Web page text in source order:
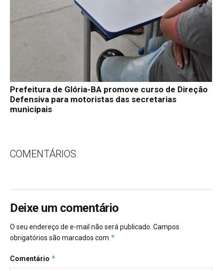
Prefeitura de Glória-BA promove curso de Direção
Defensiva para motoristas das secretarias
municipais
COMENTÁRIOS
Deixe um comentário
O seu endereço de e-mail não será publicado. Campos
obrigatórios são marcados com *
Comentário *